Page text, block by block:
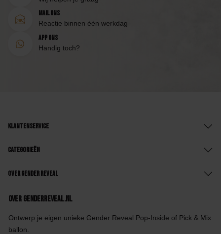
Mail ons
Reactie binnen één werkdag
App ons
Handig toch?
Klantenservice
Categorieën
Over Gender Reveal
Over GenderReveal.nl
Ontwerp je eigen unieke Gender Reveal Pop-Inside of Pick & Mix
ballon.